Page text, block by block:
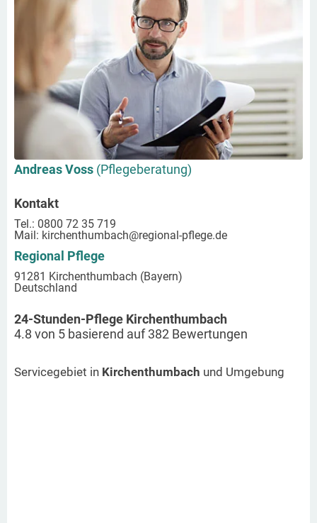
Andreas Voss (Pflegeberatung)
Kontakt
Tel.: 0800 72 35 719
Mail: kirchenthumbach@regional-pflege.de
Regional Pflege
91281 Kirchenthumbach (Bayern)
Deutschland
24-Stunden-Pflege Kirchenthumbach
4.8 von 5 basierend auf382 Bewertungen
Servicegebiet in Kirchenthumbach und Umgebung